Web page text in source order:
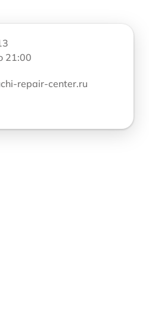
21:00
repair-center.ru